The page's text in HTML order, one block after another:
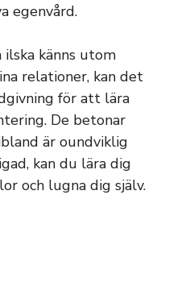
egenvård.
känns utom
relationer, kan det
för att lära
De betonar
är oundviklig
kan du lära dig
och lugna dig själv.